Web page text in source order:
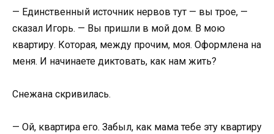
— Единственный источник нервов тут — вы трое, —
сказал Игорь. — Вы пришли в мой дом. В мою
квартиру. Которая, между прочим, моя. Оформлена на
меня. И начинаете диктовать, как нам жить?
Снежана скривилась.
— Ой, квартира его. Забыл, как мама тебе эту квартиру